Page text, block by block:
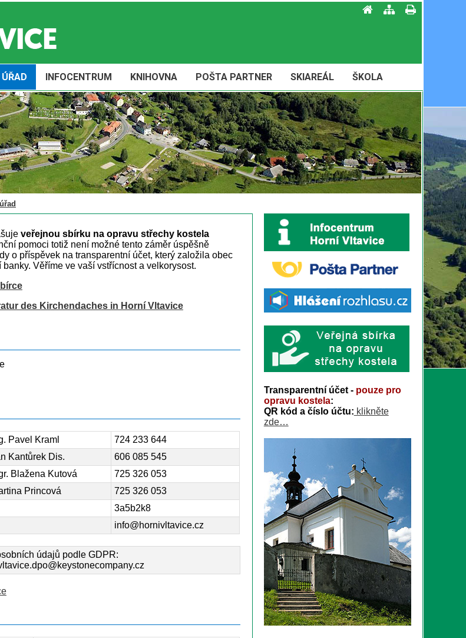
INFOCENTRUM KNIHOVNA POŠTA PARTNER SKIAREÁL ŠKOLA
veřejnou sbírku na opravu střechy kostela
pomoci totiž není možné tento záměr úspěšně
o příspěvek na transparentní účet, který založila obec
Věříme ve vaší vstřícnost a velkorysost.
des Kirchendaches in Horní Vltavice
Pavel Kraml
724 233 644
Kantůrek Dis.
606 085 545
Blažena Kutová
725 326 053
Princová
725 326 053
3a5b2k8
info@hornivltavice.cz
údajů podle GDPR:
Transparentní účet - pouze pro
opravu kostela:
QR kód a číslo účtu: klikněte
zde…